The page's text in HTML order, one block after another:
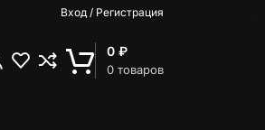
Вход / Регистрация
0 товаров
0 ₽